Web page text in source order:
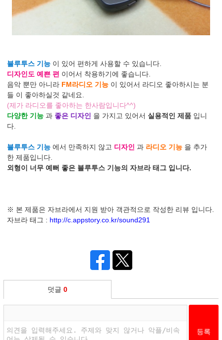
블루투스 기능 이 있어 편하게 사용할 수 있습니다.
디자인도 예쁜 편 이어서 착용하기에 좋습니다.
음악 뿐만 아니라 FM라디오 기능 이 있어서 라디오 좋아하시는 분
들 이 좋아하실것 같네요.
(제가 라디오를 좋아하는 한사람입니다^^)
다양한 기능 과 좋은 디자인 을 가지고 있어서 실용적인 제품 입니
다.
블루투스 기능 에서 만족하지 않고 디자인 과 라디오 기능 을 추가
한 제품입니다.
외형이 너무 예뻐 좋은 블루투스 기능의 자브라 태그 입니다.
※ 본 제품은 자브라에서 지원 받아 객관적으로 작성한 리뷰 입니다.
자브라 태그 : http://c.appstory.co.kr/sound291
덧글 0